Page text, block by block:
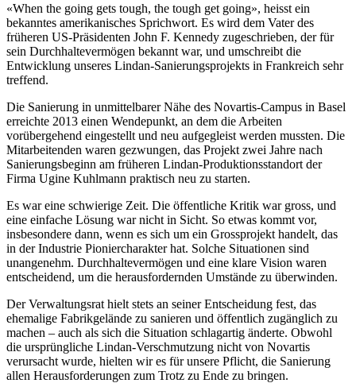
«When the going gets tough, the tough get going», heisst ein
bekanntes amerikanisches Sprichwort. Es wird dem Vater des
früheren US-Präsidenten John F. Kennedy zugeschrieben, der für
sein Durchhaltevermögen bekannt war, und umschreibt die
Entwicklung unseres Lindan-Sanierungsprojekts in Frankreich sehr
treffend.
Die Sanierung in unmittelbarer Nähe des Novartis-Campus in Basel
erreichte 2013 einen Wendepunkt, an dem die Arbeiten
vorübergehend eingestellt und neu aufgegleist werden mussten. Die
Mitarbeitenden waren gezwungen, das Projekt zwei Jahre nach
Sanierungsbeginn am früheren Lindan-Produktionsstandort der
Firma Ugine Kuhlmann praktisch neu zu starten.
Es war eine schwierige Zeit. Die öffentliche Kritik war gross, und
eine einfache Lösung war nicht in Sicht. So etwas kommt vor,
insbesondere dann, wenn es sich um ein Grossprojekt handelt, das
in der Industrie Pioniercharakter hat. Solche Situationen sind
unangenehm. Durchhaltevermögen und eine klare Vision waren
entscheidend, um die herausfordernden Umstände zu überwinden.
Der Verwaltungsrat hielt stets an seiner Entscheidung fest, das
ehemalige Fabrikgelände zu sanieren und öffentlich zugänglich zu
machen – auch als sich die Situation schlagartig änderte. Obwohl
die ursprüngliche Lindan-Verschmutzung nicht von Novartis
verursacht wurde, hielten wir es für unsere Pflicht, die Sanierung
allen Herausforderungen zum Trotz zu Ende zu bringen.